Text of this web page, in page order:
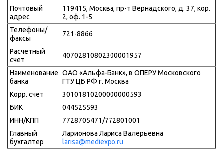
Почтовый
адрес
119415, Москва, пр-т Вернадского, д. 37, кор.
2, оф. 1-5
Телефоны/
факсы
721-8866
Расчетный
счет
40702810802300001957
Наименование
банка
ОАО «Альфа-Банк», в ОПЕРУ Московского
ГТУ ЦБ РФ г. Москва
Корр. счет
30101810200000000593
БИК
044525593
ИНН/КПП
7728705471/772801001
Главный
бухгалтер
Ларионова Лариса Валерьевна
larisa@mediexpo.ru